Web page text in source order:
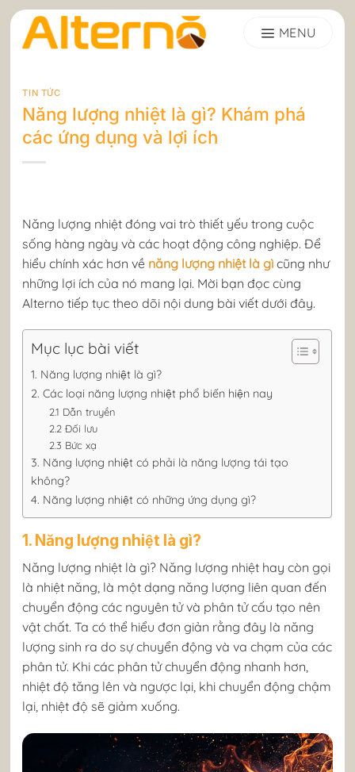
Skip
content
TIN TỨC
Năng lượng nhiệt là gì? Khám phá
các ứng dụng và lợi ích
Năng lượng nhiệt đóng vai trò thiết yếu trong cuộc
sống hàng ngày và các hoạt động công nghiệp. Để
hiểu chính xác hơn về năng lượng nhiệt là gì cũng như
những lợi ích của nó mang lại. Mời bạn đọc cùng
Alterno tiếp tục theo dõi nội dung bài viết dưới đây.
Mục lục bài viết
1. Năng lượng nhiệt là gì?
2. Các loại năng lượng nhiệt phổ biến hiện nay
2.1 Dẫn truyền
2.2 Đối lưu
2.3 Bức xạ
3. Năng lượng nhiệt có phải là năng lượng tái tạo
không?
4. Năng lượng nhiệt có những ứng dụng gì?
1. Năng lượng nhiệt là gì?
Năng lượng nhiệt là gì? Năng lượng nhiệt hay còn gọi
là nhiệt năng, là một dạng năng lượng liên quan đến
chuyển động các nguyên tử và phân tử cấu tạo nên
vật chất. Ta có thể hiểu đơn giản rằng đây là năng
lượng sinh ra do sự chuyển động và va chạm của các
phân tử. Khi các phân tử chuyển động nhanh hơn,
nhiệt độ tăng lên và ngược lại, khi chuyển động chậm
lại, nhiệt độ sẽ giảm xuống.